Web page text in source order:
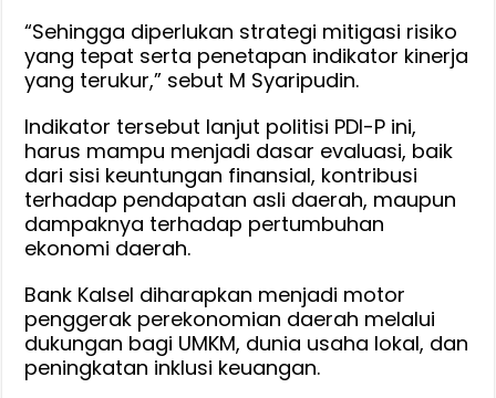
“Sehingga diperlukan strategi mitigasi risiko
yang tepat serta penetapan indikator kinerja
yang terukur,” sebut M Syaripudin.
Indikator tersebut lanjut politisi PDI-P ini,
harus mampu menjadi dasar evaluasi, baik
dari sisi keuntungan finansial, kontribusi
terhadap pendapatan asli daerah, maupun
dampaknya terhadap pertumbuhan
ekonomi daerah.
Bank Kalsel diharapkan menjadi motor
penggerak perekonomian daerah melalui
dukungan bagi UMKM, dunia usaha lokal, dan
peningkatan inklusi keuangan.